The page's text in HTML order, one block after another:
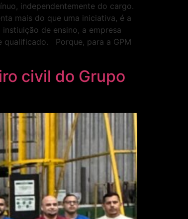
independentemente do cargo.
mais do que uma iniciativa, é a
de ensino, a empresa
qualificado. Porque, para a GPM
civil do Grupo